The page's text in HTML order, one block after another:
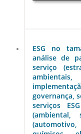
ESG no
análise de
serviço
governança,
serviços